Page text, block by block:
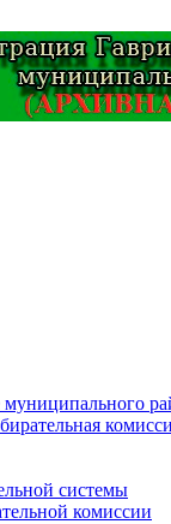
системы
комиссии